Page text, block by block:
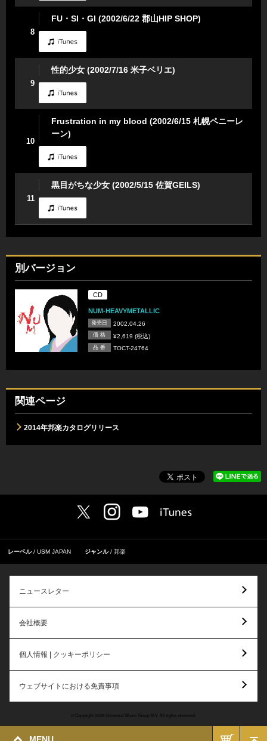
8
FU・SI・GI (2002/6/22 郡山HIP SHOP)
9
性的少女 (2002/7/16 米子ベリエ)
10
Frustration in my blood (2002/6/15 札幌ペニーレ
ーン)
11
黒目がちな少女 (2002/5/15 佐賀GEILS)
別バージョン
CD
NUM-HEAVYMETALLIC
発売日 2002.04.26
価 格 ¥2,619 (税込)
品 番 TOCT-24764
関連ページ
2014年邦楽カタログリリース
レーベル USM JAPAN ジャンル 邦楽
ニュースレター
会社概要
個人情報 | クッキーポリシー
ウェブサイトにおける免責事項
© Copyright 2026 Universal Music Group N.V. All rights reserved.